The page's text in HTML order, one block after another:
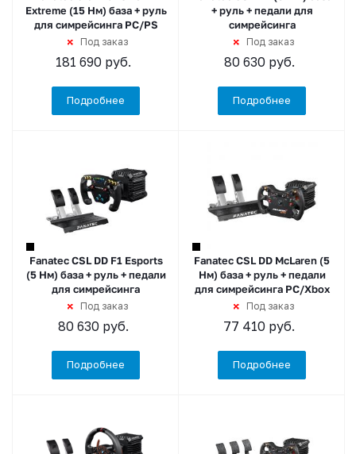
Extreme (15 Нм) база + руль
для симрейсинга PC/PS
Под заказ
181 690руб.
Подробнее
+ руль + педали для
симрейсинга
Под заказ
80 630руб.
Подробнее
Fanatec CSL DD F1 Esports
(5 Нм) база + руль + педали
для симрейсинга
Под заказ
80 630руб.
Подробнее
Fanatec CSL DD McLaren (5
Нм) база + руль + педали
для симрейсинга PC/Xbox
Под заказ
77 410 руб.
Подробнее